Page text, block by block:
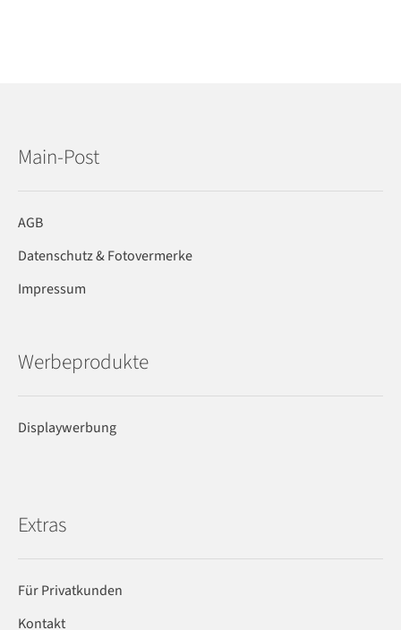
Main-Post
AGB
Datenschutz & Fotovermerke
Impressum
Werbeprodukte
Displaywerbung
Extras
Für Privatkunden
Kontakt